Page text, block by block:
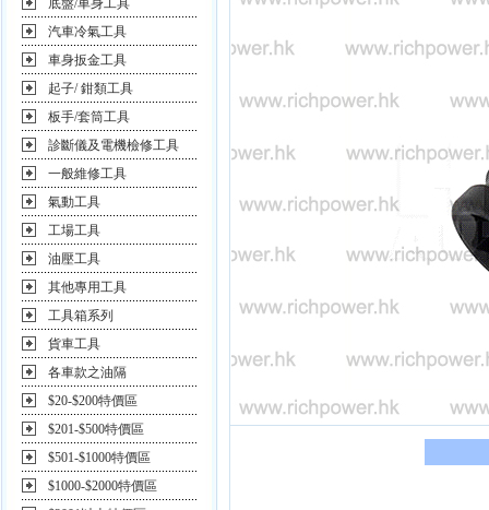
底盤/車身工具
汽車冷氣工具
車身扳金工具
起子/ 鉗類工具
板手/套筒工具
診斷儀及電機檢修工具
一般維修工具
氣動工具
工場工具
油壓工具
其他專用工具
工具箱系列
貨車工具
各車款之油隔
$20-$200特價區
$201-$500特價區
$501-$1000特價區
$1000-$2000特價區